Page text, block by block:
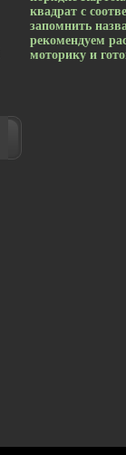
квадрат с
запомнить
рекомендуем
моторику и